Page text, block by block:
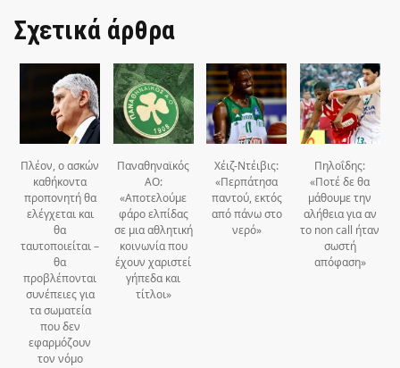
Σχετικά άρθρα
Πλέον, ο ασκών
καθήκοντα
προπονητή θα
ελέγχεται και
θα
ταυτοποιείται –
θα
προβλέπονται
συνέπειες για
τα σωματεία
που δεν
εφαρμόζουν
τον νόμο
Παναθηναϊκός
ΑΟ:
«Αποτελούμε
φάρο ελπίδας
σε μια αθλητική
κοινωνία που
έχουν χαριστεί
γήπεδα και
τίτλοι»
Χέιζ-Ντέιβις:
«Περπάτησα
παντού, εκτός
από πάνω στο
νερό»
Πηλοΐδης:
«Ποτέ δε θα
μάθουμε την
αλήθεια για αν
το non call ήταν
σωστή
απόφαση»